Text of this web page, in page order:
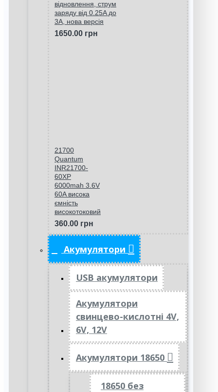
відновлення, струм
заряду від 0.25A до
3A, нова версія
1650.00 грн
21700
Quantum
INR21700-
60XP
6000mah 3.6V
60A висока
ємність
високотоковий
360.00 грн
Акумулятори
USB акумулятори
Акумулятори
свинцево-кислотні 4V,
6V, 12V
Акумулятори 18650
18650 без